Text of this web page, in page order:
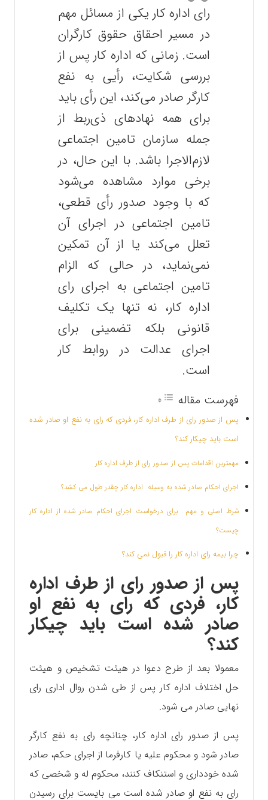
رای اداره کار یکی از مسائل مهم
در مسیر احقاق حقوق کارگران
است. زمانی که اداره کار پس از
بررسی شکایت، رأیی به نفع
کارگر صادر می‌کند، این رأی باید
برای همه نهادهای ذی‌ربط از
جمله سازمان تامین اجتماعی
لازم‌الاجرا باشد. با این حال، در
برخی موارد مشاهده می‌شود
که با وجود صدور رأی قطعی،
تامین اجتماعی در اجرای آن
تعلل می‌کند یا از آن تمکین
نمی‌نماید، در حالی‌ که الزام
تامین اجتماعی به اجرای رای
اداره کار، نه تنها یک تکلیف
قانونی بلکه تضمینی برای
اجرای عدالت در روابط کار
است.
فهرست مقاله
پس از صدور رای از طرف اداره کار، فردی که رای به نفع او صادر شده
است باید چیکار کند؟
مهمترین اقدامات پس از صدور رای از طرف اداره کار
اجرای احکام صادر شده به وسیله اداره کار چقدر طول می کشد؟
شرط اصلی و مهم برای درخواست اجرای احکام صادر شده از اداره کار
چیست؟
چرا بیمه رای اداره کار را قبول نمی کند؟
پس از صدور رای از طرف اداره
کار، فردی که رای به نفع او
صادر شده است باید چیکار
کند؟
معمولا بعد از طرح دعوا در هیئت تشخیص و هیئت
حل اختلاف اداره کار پس از طی شدن روال اداری رای
نهایی صادر می شود.
پس از صدور رای اداره کار، چنانچه رای به نفع کارگر
صادر شود‌ و محکوم علیه یا کارفرما از اجرای حکم، صادر
شده خودداری و استنکاف کنند، محکوم له و شخصی که
رای به نفع او صادر شده است می بایست برای رسیدن